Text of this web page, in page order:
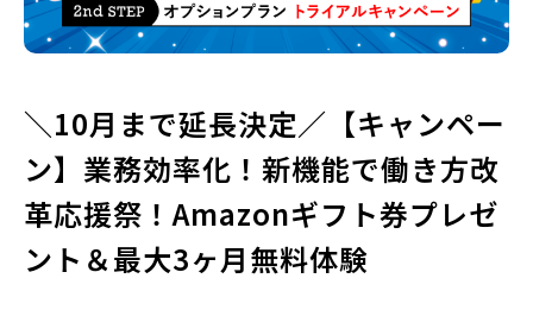
＼10月まで延長決定／【キャンペー
ン】業務効率化！新機能で働き方改
革応援祭！Amazonギフト券プレゼ
ント＆最大3ヶ月無料体験